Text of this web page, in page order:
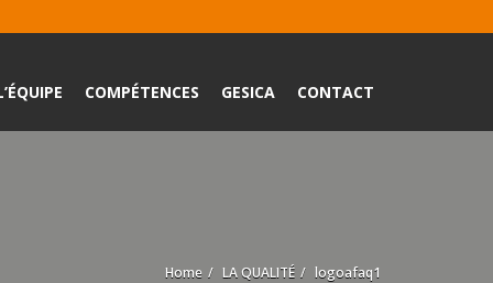
COMPÉTENCES GESICA CONTACT
Home LA QUALITÉ logoafaq1